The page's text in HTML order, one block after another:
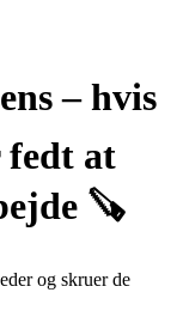
– hvis
fedt at
🪚
og skruer de